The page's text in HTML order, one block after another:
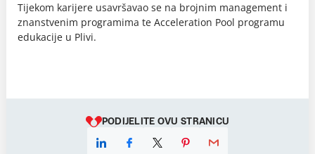
Tijekom karijere usavršavao se na brojnim management i
znanstvenim programima te Acceleration Pool programu
edukacije u Plivi.
PODIJELITE OVU STRANICU